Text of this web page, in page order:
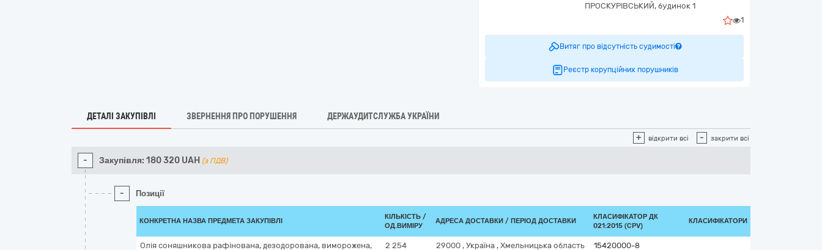
ПРОСКУРІВСЬКИЙ, будинок 1
1
Витяг про відсутність судимості
Реєстр корупційних порушників
ДЕТАЛІ ЗАКУПІВЛІ ЗВЕРНЕННЯ ПРО ПОРУШЕННЯ ДЕРЖАУДИТСЛУЖБА УКРАЇНИ
+ відкрити всі - закрити всі
- Закупівля: 180 320 UAH (з ПДВ)
- Позиції
КОНКРЕТНА НАЗВА ПРЕДМЕТА ЗАКУПІВЛІ
КІЛЬКІСТЬ /
ОД.ВИМІРУ
АДРЕСА ДОСТАВКИ / ПЕРІОД ДОСТАВКИ
КЛАСИФІКАТОР ДК
021:2015 (CPV)
КЛАСИФІКАТОРИ
Олія соняшникова рафінована, дезодорована, виморожена,
2 254
29000 , Україна , Хмельницька область
15420000-8